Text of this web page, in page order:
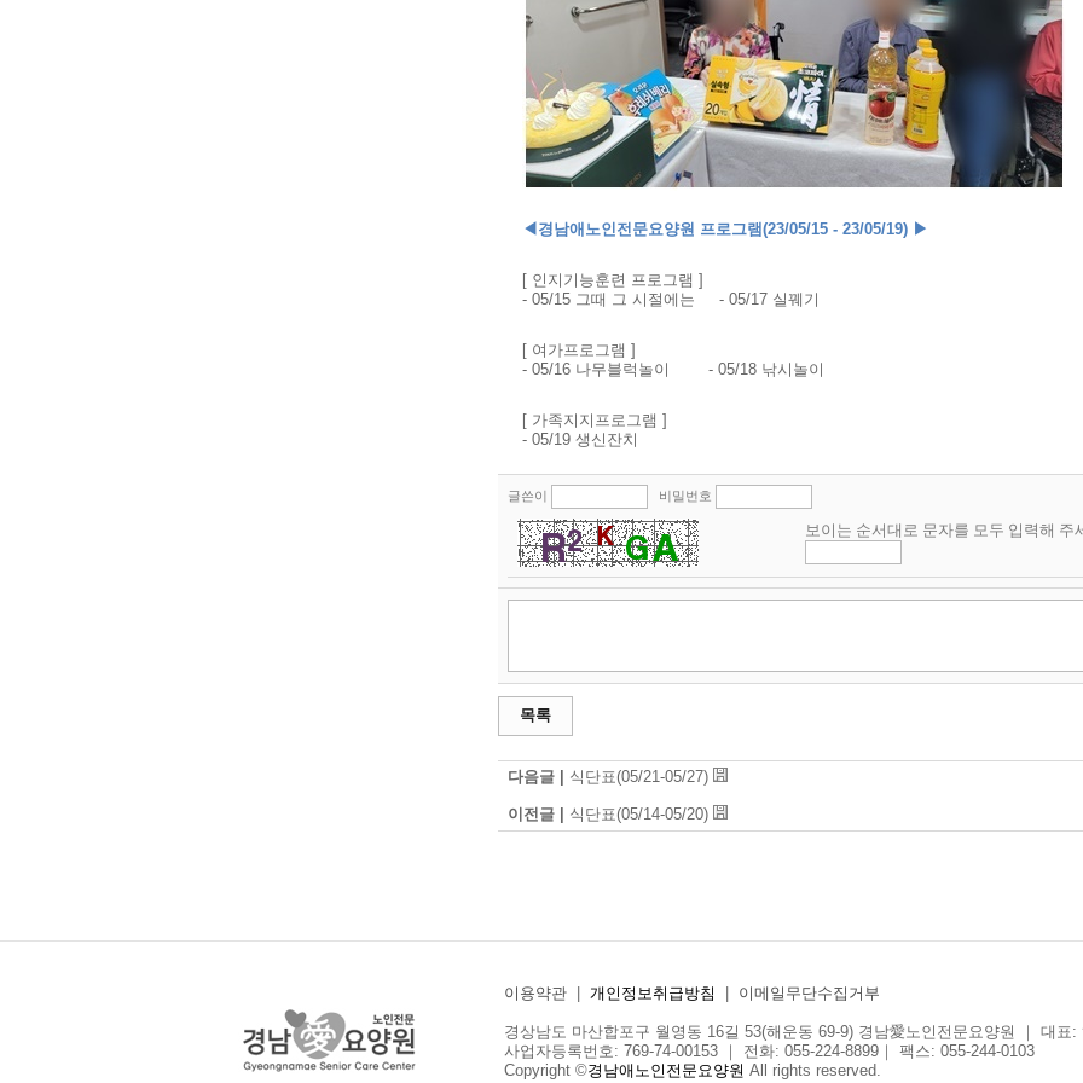
◀ 경남애노인전문요양원 프로그램 (23/05/15 - 23/05/19) ▶
[ 인지기능훈련 프로그램 ]
- 05/15 그때 그 시절에는 - 05/17 실꿰기
[ 여가프로그램 ]
- 05/16 나무블럭놀이 - 05/18 낚시놀이
[ 가족지지프로그램 ]
- 05/19 생신잔치
글쓴이 비밀번호
보이는 순서대로 문자를 모두 입력해 주
목록
다음글 | 식단표(05/21-05/27)
이전글 | 식단표(05/14-05/20)
이용약관 개인정보취급방침 이메일무단수집거부
경상남도 마산합포구 월영동 16길 53(해운동 69-9) 경남愛노인전문요양원 ｜ 대표:
사업자등록번호: 769-74-00153 ｜ 전화: 055-224-8899｜ 팩스: 055-244-0103
Copyright ©경남애노인전문요양원 All rights reserved.